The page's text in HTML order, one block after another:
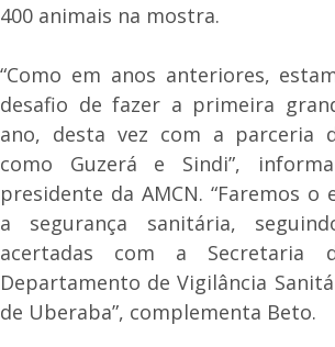
400 animais na mostra.
“Como em anos anteriores,
desafio de fazer a primeira
ano, desta vez com a parceria
como Guzerá e Sindi”,
presidente da AMCN. “Faremos
a segurança sanitária,
acertadas com a Secretaria
Departamento de Vigilância
de Uberaba”, complementa Beto.